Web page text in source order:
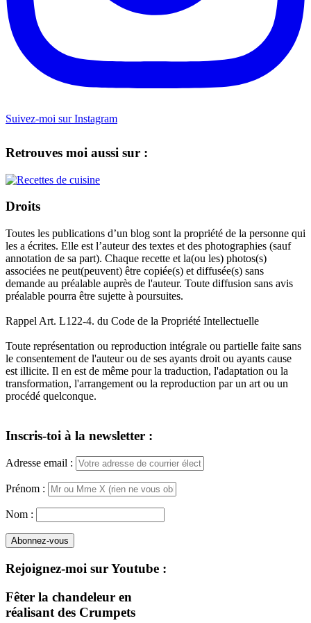
Suivez-moi sur Instagram
Retrouves moi aussi sur :
Droits
Toutes les publications d’un blog sont la propriété de la personne qui
les a écrites. Elle est l’auteur des textes et des photographies (sauf
annotation de sa part). Chaque recette et la(ou les) photos(s)
associées ne peut(peuvent) être copiée(s) et diffusée(s) sans
demande au préalable auprès de l'auteur. Toute diffusion sans avis
préalable pourra être sujette à poursuites.
Rappel Art. L122-4. du Code de la Propriété Intellectuelle
Toute représentation ou reproduction intégrale ou partielle faite sans
le consentement de l'auteur ou de ses ayants droit ou ayants cause
est illicite. Il en est de même pour la traduction, l'adaptation ou la
transformation, l'arrangement ou la reproduction par un art ou un
procédé quelconque.
Inscris-toi à la newsletter :
Adresse email :
Prénom :
Nom :
Rejoignez-moi sur Youtube :
Fêter la chandeleur en
réalisant des Crumpets